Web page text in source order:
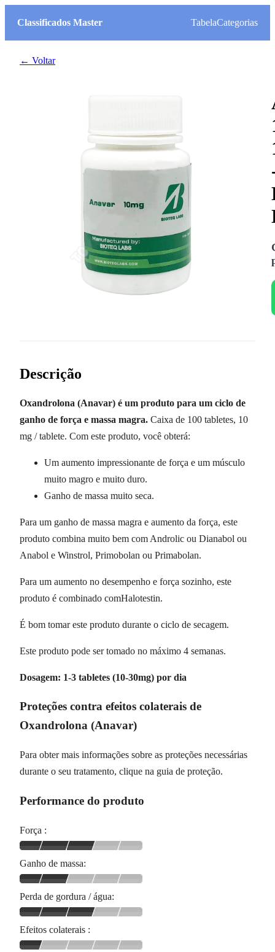
Classificados Master TabelaCategorias
← Voltar
Descrição
Oxandrolona (Anavar) é um produto para um ciclo de
ganho de força e massa magra. Caixa de 100 tabletes, 10
mg / tablete. Com este produto, você obterá:
Um aumento impressionante de força e um músculo
muito magro e muito duro.
Ganho de massa muito seca.
Para um ganho de massa magra e aumento da força, este
produto combina muito bem com Androlic ou Dianabol ou
Anabol e Winstrol, Primobolan ou Primabolan.
Para um aumento no desempenho e força sozinho, este
produto é combinado comHalotestin.
É bom tomar este produto durante o ciclo de secagem.
Este produto pode ser tomado no máximo 4 semanas.
Dosagem: 1-3 tabletes (10-30mg) por dia
Proteções contra efeitos colaterais de
Oxandrolona (Anavar)
Para obter mais informações sobre as proteções necessárias
durante o seu tratamento, clique na guia de proteção.
Performance do produto
Força :
Ganho de massa:
Perda de gordura / água:
Efeitos colaterais :